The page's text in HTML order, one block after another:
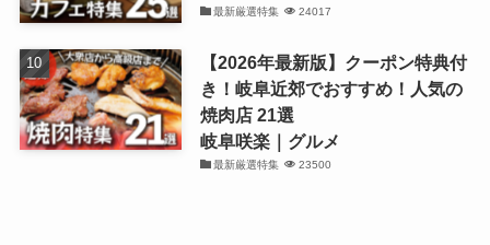
最新厳選特集 24017
【2026年最新版】クーポン特典付
き！岐阜近郊でおすすめ！人気の
焼肉店 21選
岐阜咲楽｜グルメ
最新厳選特集 23500